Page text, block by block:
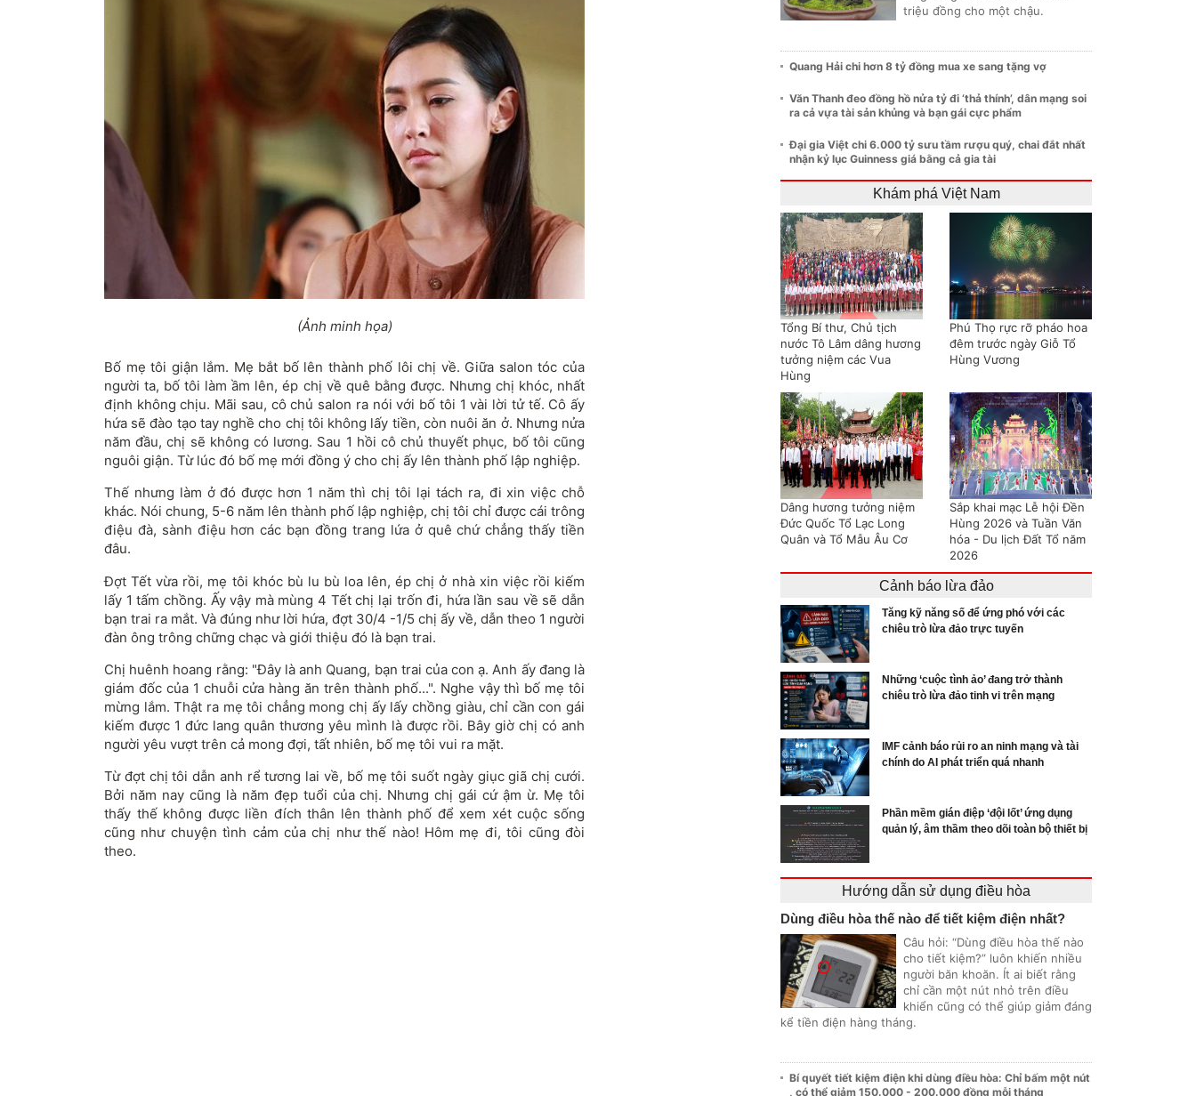
(Ảnh minh họa)
Bố mẹ tôi giận lắm. Mẹ bắt bố lên thành phố lôi chị về. Giữa salon tóc của
người ta, bố tôi làm ầm lên, ép chị về quê bằng được. Nhưng chị khóc, nhất
định không chịu. Mãi sau, cô chủ salon ra nói với bố tôi 1 vài lời tử tế. Cô ấy
hứa sẽ đào tạo tay nghề cho chị tôi không lấy tiền, còn nuôi ăn ở. Nhưng nửa
năm đầu, chị sẽ không có lương. Sau 1 hồi cô chủ thuyết phục, bố tôi cũng
nguôi giận. Từ lúc đó bố mẹ mới đồng ý cho chị ấy lên thành phố lập nghiệp.
Thế nhưng làm ở đó được hơn 1 năm thì chị tôi lại tách ra, đi xin việc chỗ
khác. Nói chung, 5-6 năm lên thành phố lập nghiệp, chị tôi chỉ được cái trông
điệu đà, sành điệu hơn các bạn đồng trang lứa ở quê chứ chẳng thấy tiền
đâu.
Đợt Tết vừa rồi, mẹ tôi khóc bù lu bù loa lên, ép chị ở nhà xin việc rồi kiếm
lấy 1 tấm chồng. Ấy vậy mà mùng 4 Tết chị lại trốn đi, hứa lần sau về sẽ dẫn
bạn trai ra mắt. Và đúng như lời hứa, đợt 30/4 -1/5 chị ấy về, dẫn theo 1 người
đàn ông trông chững chạc và giới thiệu đó là bạn trai.
Chị huênh hoang rằng: "Đây là anh Quang, bạn trai của con ạ. Anh ấy đang là
giám đốc của 1 chuỗi cửa hàng ăn trên thành phố...". Nghe vậy thì bố mẹ tôi
mừng lắm. Thật ra mẹ tôi chẳng mong chị ấy lấy chồng giàu, chỉ cần con gái
kiếm được 1 đức lang quân thương yêu mình là được rồi. Bây giờ chị có anh
người yêu vượt trên cả mong đợi, tất nhiên, bố mẹ tôi vui ra mặt.
Từ đợt chị tôi dẫn anh rể tương lai về, bố mẹ tôi suốt ngày giục giã chị cưới.
Bởi năm nay cũng là năm đẹp tuổi của chị. Nhưng chị gái cứ ậm ừ. Mẹ tôi
thấy thế không được liền đích thân lên thành phố để xem xét cuộc sống
cũng như chuyện tình cảm của chị như thế nào! Hôm mẹ đi, tôi cũng đòi
theo.
triệu đồng cho một chậu.
Quang Hải chi hơn 8 tỷ đồng mua xe sang tặng vợ
Văn Thanh đeo đồng hồ nửa tỷ đi ‘thả thính’, dân mạng soi
ra cả vựa tài sản khủng và bạn gái cực phẩm
Đại gia Việt chi 6.000 tỷ sưu tầm rượu quý, chai đắt nhất
nhận kỷ lục Guinness giá bằng cả gia tài
Khám phá Việt Nam
Tổng Bí thư, Chủ tịch
nước Tô Lâm dâng hương
tưởng niệm các Vua
Hùng
Phú Thọ rực rỡ pháo hoa
đêm trước ngày Giỗ Tổ
Hùng Vương
Dâng hương tưởng niệm
Đức Quốc Tổ Lạc Long
Quân và Tổ Mẫu Âu Cơ
Sắp khai mạc Lễ hội Đền
Hùng 2026 và Tuần Văn
hóa - Du lịch Đất Tổ năm
2026
Cảnh báo lừa đảo
Tăng kỹ năng số để ứng phó với các
chiêu trò lừa đảo trực tuyến
Những ‘cuộc tình ảo’ đang trở thành
chiêu trò lừa đảo tinh vi trên mạng
IMF cảnh báo rủi ro an ninh mạng và tài
chính do AI phát triển quá nhanh
Phần mềm gián điệp ‘đội lốt’ ứng dụng
quản lý, âm thầm theo dõi toàn bộ thiết bị
Hướng dẫn sử dụng điều hòa
Dùng điều hòa thế nào để tiết kiệm điện nhất?
Câu hỏi: “Dùng điều hòa thế nào
cho tiết kiệm?” luôn khiến nhiều
người băn khoăn. Ít ai biết rằng
chỉ cần một nút nhỏ trên điều
khiển cũng có thể giúp giảm đáng
kể tiền điện hàng tháng.
Bí quyết tiết kiệm điện khi dùng điều hòa: Chỉ bấm một nút
, có thể giảm 150.000 - 200.000 đồng mỗi tháng